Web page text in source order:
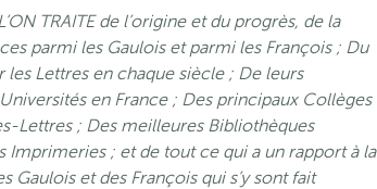
TRAITE de l’origine et du progrès, de la
parmi les Gaulois et parmi les François ; Du
Lettres en chaque siècle ; De leurs
en France ; Des principaux Collèges
Lettres ; Des meilleures Bibliothèques
Imprimeries ; et de tout ce qui a un rapport à la
Gaulois et des François qui s’y sont fait